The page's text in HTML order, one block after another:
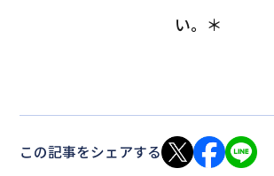
い。＊
この記事をシェアする